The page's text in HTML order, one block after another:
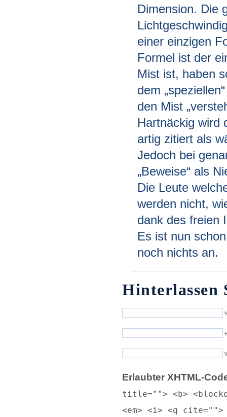
Dimension. Die
einer einzigen
Formel ist der
Mist ist, haben
dem
den Mist
Hartnäckig wird
artig zitiert als
Jedoch bei
„Beweise“ als
Die Leute
werden nicht,
dank des freien
Es ist nun
noch nichts an.
Hinterlassen
Erlaubter XHTML-
title=""> <b>
<em> <i> <q